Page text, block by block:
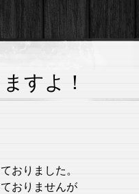
すよ！
おりました。
おりませんが